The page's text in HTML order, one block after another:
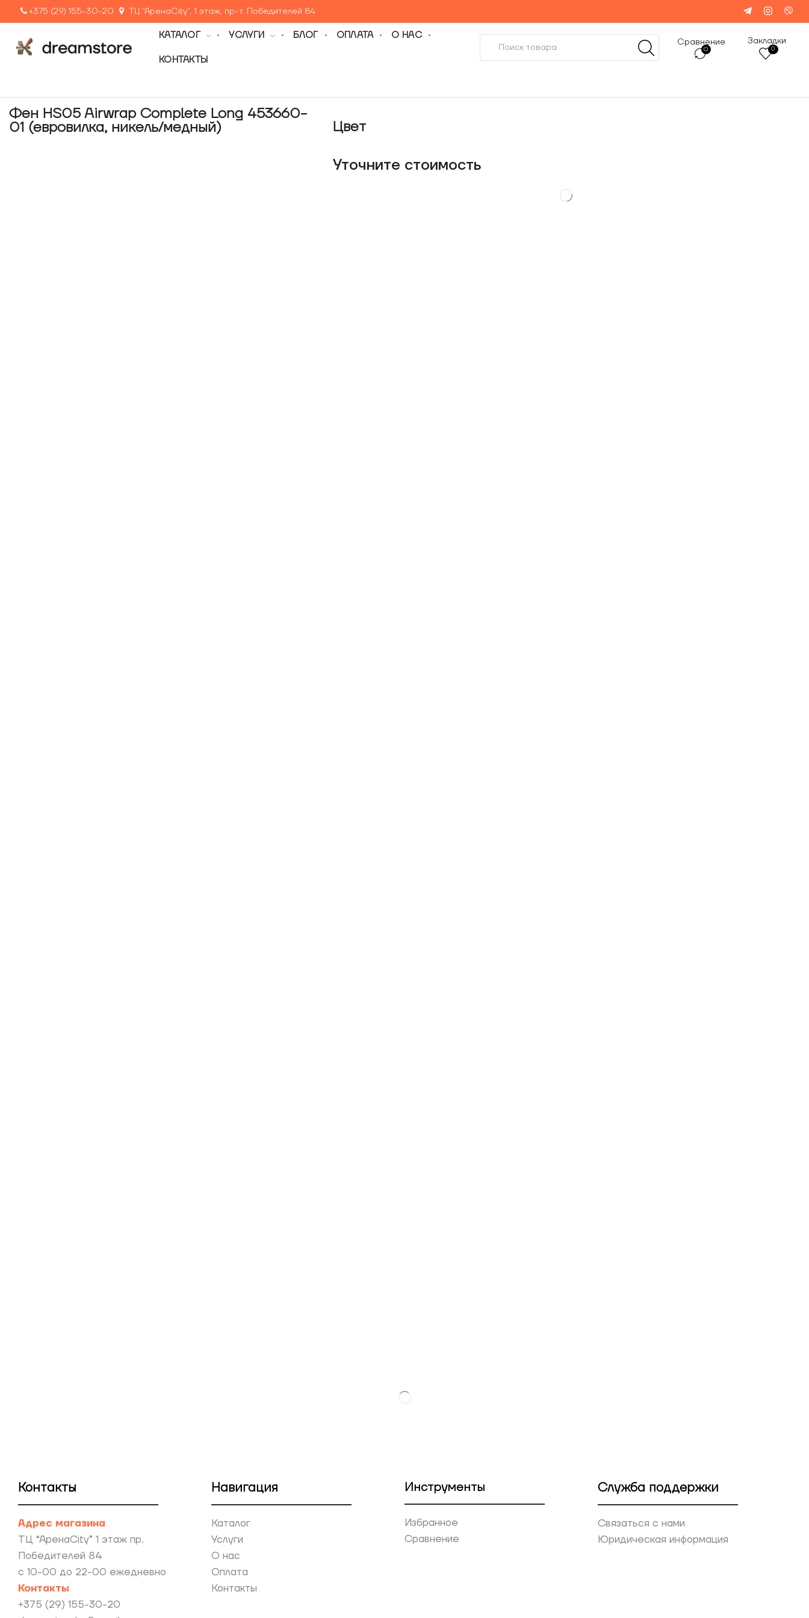
+375 (29) 155-30-20 ТЦ “АренаCity”, 1 этаж, пр-т. Победителей 84
КАТАЛОГ УСЛУГИ БЛОГ ОПЛАТА О НАС
КОНТАКТЫ
Сравнение
0
Закладки
0
Фен HS05 Airwrap Complete Long 453660-
01 (евровилка, никель/медный) Цвет
Уточнитe стоимость
Контакты
Адрес магазина
ТЦ “АренаCity” 1 этаж пр.
Победителей 84
с 10-00 до 22-00 ежедневно
Контакты
+375 (29) 155-30-20
Навигация
Каталог
Услуги
О нас
Оплата
Контакты
Инструменты
Избранное
Сравнение
Служба поддержки
Связаться с нами
Юридическая информация